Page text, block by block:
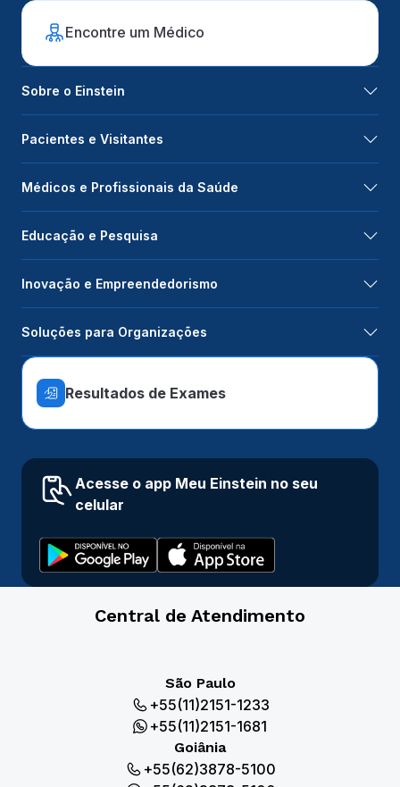
Encontre um Médico
Sobre o Einstein
Pacientes e Visitantes
Médicos e Profissionais da Saúde
Educação e Pesquisa
Inovação e Empreendedorismo
Soluções para Organizações
Resultados de Exames
Acesse o app Meu Einstein no seu
celular
Central de Atendimento
São Paulo
+55(11)2151-1233
+55(11)2151-1681
Goiânia
+55(62)3878-5100